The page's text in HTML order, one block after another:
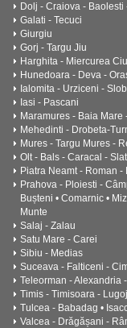
Dolj - Craiova - Baolesti
Galati - Tecuci
Giurgiu
Gorj - Targu Jiu
Harghita - Miercurea
Hunedoara - Deva -
Ialomita - Urziceni -
Iasi - Pascani
Maramures - Baia
Mehedinti - Drobeta-
Mures - Targu Mures -
Olt - Bals - Caracal -
Piatra Neamt - Roman -
Prahova - Ploiesti -
Bușteni • Comarnic •
Munte
Salaj - Zalau
Satu Mare - Carei
Sibiu - Medias
Suceava - Falticeni -
Teleorman - Alexandria
Timis - Timisoara - Lugoj
Tulcea - Babadag •
Valcea - Drăgășani -